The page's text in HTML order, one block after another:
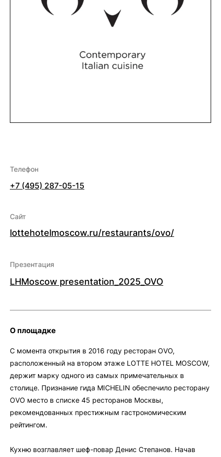
Телефон
+7 (495) 287-05-15
Сайт
lottehotelmoscow.ru/restaurants/ovo/
Презентация
LHMoscow presentation_2025_OVO
О площадке
С момента открытия в 2016 году ресторан OVO,
расположенный на втором этаже LOTTE HOTEL MOSCOW,
держит марку одного из самых примечательных в
столице. Признание гида MICHELIN обеспечило ресторану
OVO место в списке 45 ресторанов Москвы,
рекомендованных престижным гастрономическим
рейтингом.
Кухню возглавляет шеф-повар Денис Степанов. Начав